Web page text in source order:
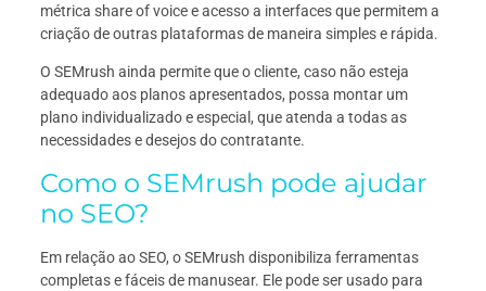
métrica share of voice e acesso a interfaces que permitem a
criação de outras plataformas de maneira simples e rápida.
O SEMrush ainda permite que o cliente, caso não esteja
adequado aos planos apresentados, possa montar um
plano individualizado e especial, que atenda a todas as
necessidades e desejos do contratante.
Como o SEMrush pode ajudar
no SEO?
Em relação ao SEO, o SEMrush disponibiliza ferramentas
completas e fáceis de manusear. Ele pode ser usado para